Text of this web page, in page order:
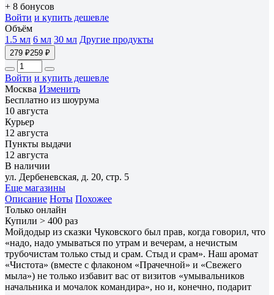
+ 8 бонусов
Войти и купить дешевле
Объём
1.5 мл 6 мл 30 мл Другие продукты
279 ₽259 ₽
Войти и купить дешевле
Москва Изменить
Бесплатно из шоурума
10 августа
Курьер
12 августа
Пункты выдачи
12 августа
В наличии
ул. Дербеневская, д. 20, стр. 5
Еще магазины
Описание Ноты Похожее
Только онлайн
Купили > 400 раз
Мойдодыр из сказки Чуковского был прав, когда говорил, что
«надо, надо умываться по утрам и вечерам, а нечистым
трубочистам только стыд и срам. Стыд и срам». Наш аромат
«Чистота» (вместе с флаконом «Прачечной» и «Свежего
мыла») не только избавит вас от визитов «умывальников
начальника и мочалок командира», но и, конечно, подарит